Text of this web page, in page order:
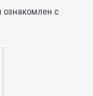
ознакомлен с